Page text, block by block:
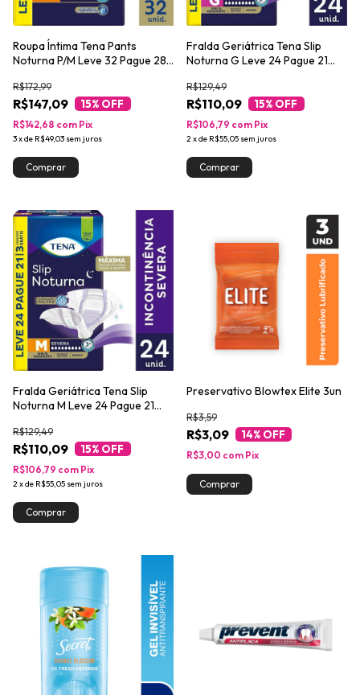
Roupa Íntima Tena Pants
Noturna P/M Leve 32 Pague 28
R$147,09
R$172,99
15% OFF
3xde R$49,03 sem juros
R$142,68 com Pix
Fralda Geriátrica Tena Slip
Noturna G Leve 24 Pague 21
R$110,09
R$129,49
15% OFF
2xde R$55,05 sem juros
R$106,79 com Pix
Fralda Geriátrica Tena Slip
Noturna M Leve 24 Pague 21
R$110,09
R$129,49
15% OFF
2xde R$55,05 sem juros
R$106,79 com Pix
Preservativo Blowtex Elite 3un
R$3,09
R$3,59
14% OFF
R$3,00 com Pix